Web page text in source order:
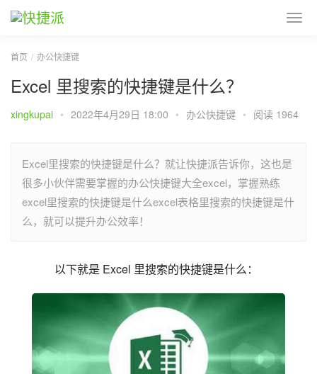
首页 办公快捷键
Excel 里搜索的快捷键是什么？
xingkupai • 2022年4月29日 18:00 • 办公快捷键 • 阅读 1964
Excel里搜索的快捷键是什么？就让快捷派告诉你，这也是
很多小伙伴需要掌握的办公快捷键大全excel，掌握熟练
excel里搜索的快捷键是什么excel表格里搜索的快捷键是什
么，就可以提升办公效率！
以下就是 Excel 里搜索的快捷键是什么：